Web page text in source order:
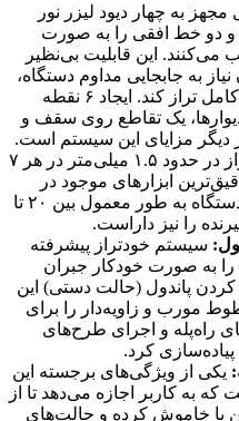
مجهز به چهار دیود لیزر نور
دو خط افقی را به صورت
می‌کنند. این قابلیت بی‌نظیر
به جابجایی مداوم دستگاه،
کل فضای یک اتاق را به طور کامل تراز کند. ایجاد ۶ نقطه
یک تقاطع روی سقف و
مزایای این سیستم است.
دقت این تراز در حدود ۱.۵ میلی‌متر در هر ۷
ابزارهای موجود در
بازار قرار می‌دهد. برد کاری دستگاه به طور معمول بین ۲۰ تا
سیستم خودتراز پیشرفته
تا ۴ درجه را به صورت خودکار جبران
پاندول (حالت دستی) این
مورب و زاویه‌دار را برای
راه‌پله و اجرای طرح‌های
کرد.
یکی از ویژگی‌های برجسته این
به کاربر اجازه می‌دهد تا از
یا خاموش کرده و حالت‌های